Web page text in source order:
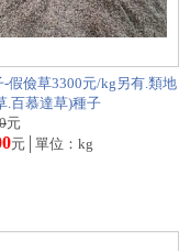
-假儉草3300元/kg另有.類地
.百慕達草)種子
元
元│單位：kg